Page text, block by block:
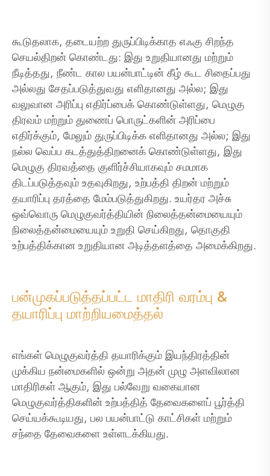
கூடுதலாக, தடையற்ற துருப்பிடிக்காத எஃகு சிறந்த
செயல்திறன் கொண்டது: இது உறுதியானது மற்றும்
நீடித்தது, நீண்ட கால பயன்பாட்டின் கீழ் கூட சிதைப்பது
அல்லது சேதப்படுத்துவது எளிதானது அல்ல; இது
வலுவான அரிப்பு எதிர்ப்பைக் கொண்டுள்ளது, மெழுகு
திரவம் மற்றும் துணைப் பொருட்களின் அரிப்பை
எதிர்க்கும், மேலும் துருப்பிடிக்க எளிதானது அல்ல; இது
நல்ல வெப்ப கடத்துத்திறனைக் கொண்டுள்ளது, இது
மெழுகு திரவத்தை குளிர்ச்சியாகவும் சமமாக
திடப்படுத்தவும் உதவுகிறது, உற்பத்தி திறன் மற்றும்
தயாரிப்பு தரத்தை மேம்படுத்துகிறது. உயர்தர அச்சு
ஒவ்வொரு மெழுகுவர்த்தியின் நிலைத்தன்மையையும்
நிலைத்தன்மையையும் உறுதி செய்கிறது, தொகுதி
உற்பத்திக்கான உறுதியான அடித்தளத்தை அமைக்கிறது.
பன்முகப்படுத்தப்பட்ட மாதிரி வரம்பு &
தயாரிப்பு மாற்றியமைத்தல்
எங்கள் மெழுகுவர்த்தி தயாரிக்கும் இயந்திரத்தின்
முக்கிய நன்மைகளில் ஒன்று அதன் முழு அளவிலான
மாதிரிகள் ஆகும், இது பல்வேறு வகையான
மெழுகுவர்த்திகளின் உற்பத்தித் தேவைகளைப் பூர்த்தி
செய்யக்கூடியது, பல பயன்பாட்டு காட்சிகள் மற்றும்
சந்தை தேவைகளை உள்ளடக்கியது.